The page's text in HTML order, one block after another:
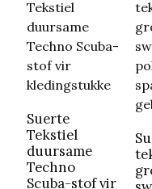
Suerte
Tekstiel
duursame
Techno
Scuba-stof vir